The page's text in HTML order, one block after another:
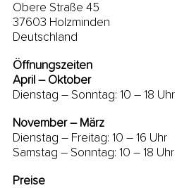
Obere Straße 45
37603 Holzminden
Deutschland
Öffnungszeiten
April – Oktober
Dienstag – Sonntag: 10 – 18 Uhr
November – März
Dienstag – Freitag: 10 – 16 Uhr
Samstag – Sonntag: 10 – 18 Uhr
Preise